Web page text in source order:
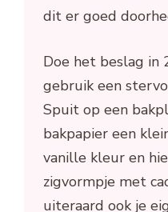
dit er goed
Doe het beslag in
gebruik een
Spuit op een
bakpapier een
vanille kleur en
zigvormpje met
uiteraard ook je